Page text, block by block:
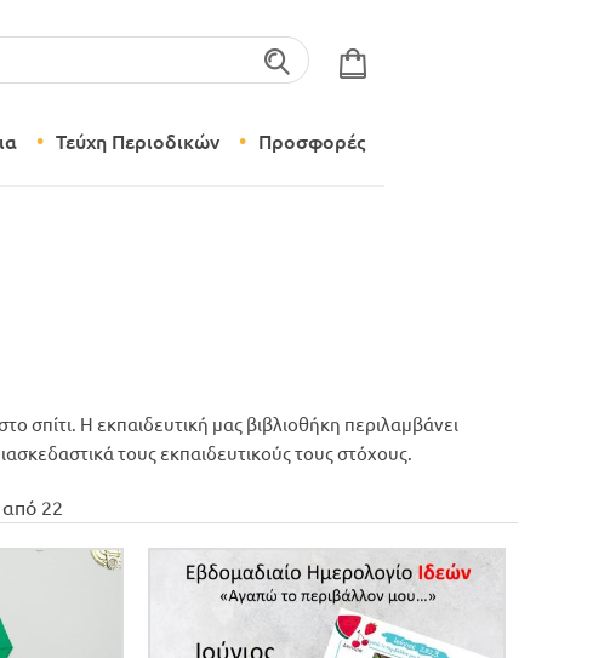
Τεύχη Περιοδικών Προσφορές
σπίτι. Η εκπαιδευτική μας βιβλιοθήκη περιλαμβάνει
τους εκπαιδευτικούς τους στόχους.
από 22